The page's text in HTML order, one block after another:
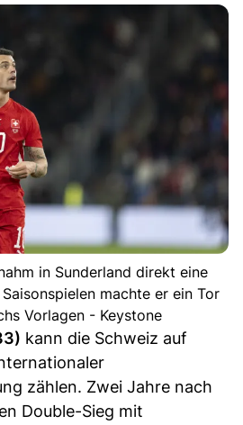
in Sunderland direkt eine
machte er ein Tor
Vorlagen - Keystone
kann die Schweiz auf
zählen. Zwei Jahre nach
Double-Sieg mit